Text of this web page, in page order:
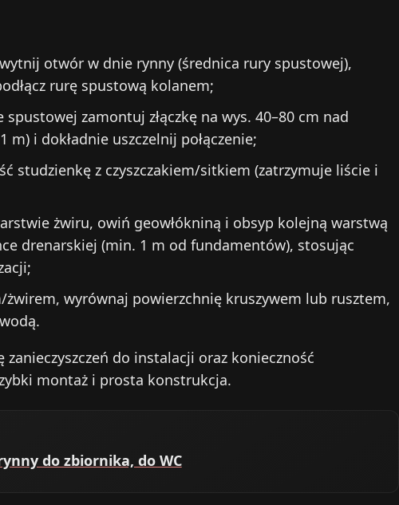
otwór w dnie rynny (średnica rury spustowej),
rurę spustową kolanem;
spustowej zamontuj złączkę na wys. 40–80 cm nad
i dokładnie uszczelnij połączenie;
studzienkę z czyszczakiem/sitkiem (zatrzymuje liście i
żwiru, owiń geowłókniną i obsyp kolejną warstwą
drenarskiej (min. 1 m od fundamentów), stosując
żwirem, wyrównaj powierzchnię kruszywem lub rusztem,
do instalacji oraz konieczność
montaż i prosta konstrukcja.
do zbiornika, do WC